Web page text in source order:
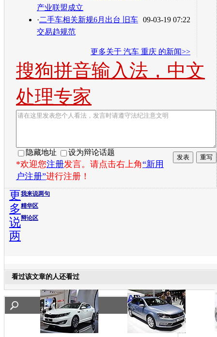
产业联盟成立
09-03-19 07:22
·二手车相关新规6月出台 旧车
交易趋规范
更多关于 汽车 重庆 的新闻>>
搜狗拼音输入法，中文
处理专家
隐藏地址 设为辩论话题
*欢迎您注册发言。请点击右上角“新用
户注册”进行注册！
我来说两句
精华区
辩论区
更
多
说
两
看过该文章的人还看过